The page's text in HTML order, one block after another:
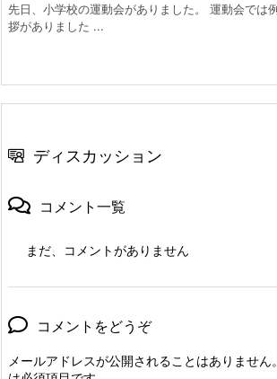
先日、小学校の運動会がありました。 運動会では
拶がありました ...
ディスカッション
コメント一覧
まだ、コメントがありません
コメントをどうぞ
メールアドレスが公開されることはありません。